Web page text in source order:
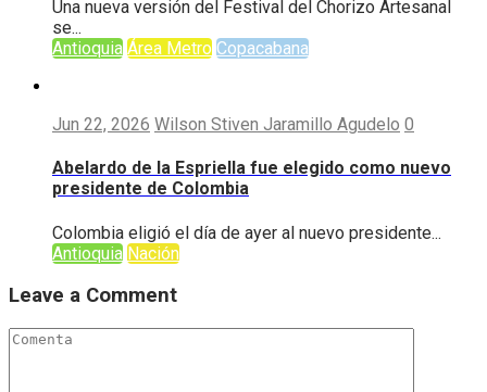
Una nueva versión del Festival del Chorizo Artesanal
se...
Antioquia Área Metro Copacabana
Jun 22, 2026 Wilson Stiven Jaramillo Agudelo 0
Abelardo de la Espriella fue elegido como nuevo
presidente de Colombia
Colombia eligió el día de ayer al nuevo presidente...
Antioquia Nación
Leave a Comment